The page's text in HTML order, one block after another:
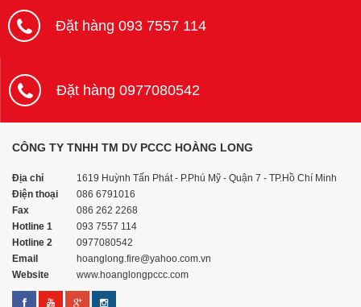
Đặt hàng 093 7557 114
Đặt hàng 0977080542
CÔNG TY TNHH TM DV PCCC HOÀNG LONG
Địa chỉ
1619 Huỳnh Tấn Phát - P.Phú Mỹ - Quận 7 - TP.Hồ Chí Minh
Điện thoại
086 6791016
Fax
086 262 2268
Hotline 1
093 7557 114
Hotline 2
0977080542
Email
hoanglong.fire@yahoo.com.vn
Website
www.hoanglongpccc.com